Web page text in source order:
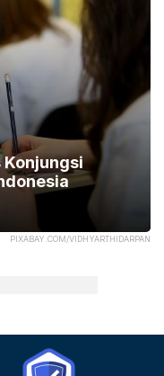
PIXABAY.COM/VIDHYARTHIDARPAN